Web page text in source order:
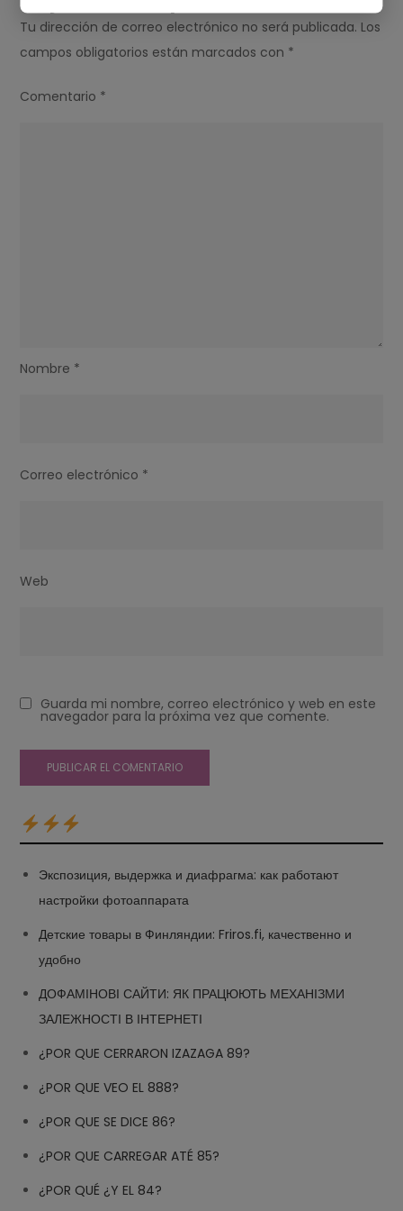
Tu dirección de correo electrónico no será publicada. Los
campos obligatorios están marcados con *
Comentario *
Nombre *
Correo electrónico *
Web
Guarda mi nombre, correo electrónico y web en este
navegador para la próxima vez que comente.
Экспозиция, выдержка и диафрагма: как работают
настройки фотоаппарата
Детские товары в Финляндии: Friros.fi, качественно и
удобно
ДОФАМІНОВІ САЙТИ: ЯК ПРАЦЮЮТЬ МЕХАНІЗМИ
ЗАЛЕЖНОСТІ В ІНТЕРНЕТІ
¿POR QUE CERRARON IZAZAGA 89?
¿POR QUE VEO EL 888?
¿POR QUE SE DICE 86?
¿POR QUE CARREGAR ATÉ 85?
¿POR QUÉ ¿Y EL 84?